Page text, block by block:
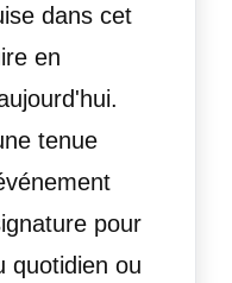
dans cet
en
tenue
pour
quotidien ou